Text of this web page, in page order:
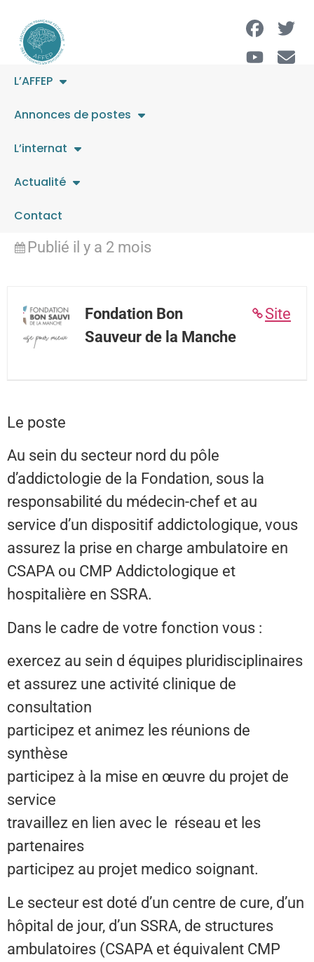
L’AFFEP
Annonces de postes
L’internat
Actualité
Contact
MEDECIN
ADDICTOLOGUE H/F
Temps Plein
Cherbourg-en-Cotentin (50)
Publié il y a 2 mois
Site
Fondation Bon
Sauveur de la Manche
Le poste
Au sein du secteur nord du pôle
d’addictologie de la Fondation, sous la
responsabilité du médecin-chef et au
service d’un dispositif addictologique, vous
assurez la prise en charge ambulatoire en
CSAPA ou CMP Addictologique et
hospitalière en SSRA.
Dans le cadre de votre fonction vous :
exercez au sein d équipes pluridisciplinaires
et assurez une activité clinique de
consultation
participez et animez les réunions de
synthèse
participez à la mise en œuvre du projet de
service
travaillez en lien avec le réseau et les
partenaires
participez au projet medico soignant.
Le secteur est doté d’un centre de cure, d’un
hôpital de jour, d’un SSRA, de structures
ambulatoires (CSAPA et équivalent CMP